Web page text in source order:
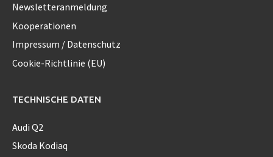
Newsletteranmeldung
Kooperationen
Impressum / Datenschutz
Cookie-Richtlinie (EU)
TECHNISCHE DATEN
Audi Q2
Skoda Kodiaq